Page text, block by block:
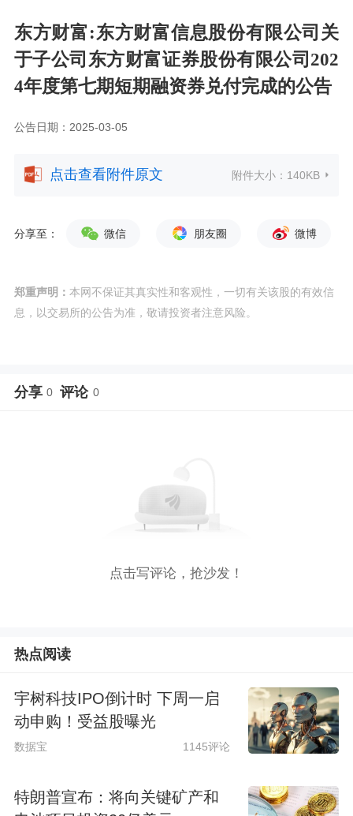
东方财富:东方财富信息股份有限公司关
于子公司东方财富证券股份有限公司202
4年度第七期短期融资券兑付完成的公告
公告日期：2025-03-05
点击查看附件原文 附件大小： 140KB
分享至： 微信 朋友圈 微博
郑重声明： 本网不保证其真实性和客观性，一切有关该股的有效信
息，以交易所的公告为准，敬请投资者注意风险。
分享 0 评论 0
点击写评论，抢沙发！
热点阅读
宇树科技IPO倒计时 下周一启
动申购！受益股曝光
数据宝 1145评论
特朗普宣布：将向关键矿产和